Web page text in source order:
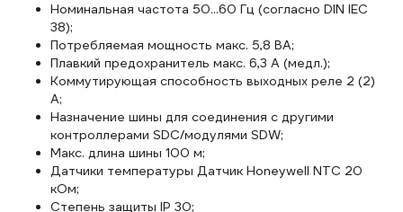
Номинальная частота 50...60 Гц (согласно DIN IEC
38);
Потребляемая мощность макс. 5,8 ВА;
Плавкий предохранитель макс. 6,3 А (медл.);
Коммутирующая способность выходных реле 2 (2)
А;
Назначение шины для соединения с другими
контроллерами SDC/модулями SDW;
Макс. длина шины 100 м;
Датчики температуры Датчик Honeywell NTC 20
кОм;
Степень защиты IP 30;